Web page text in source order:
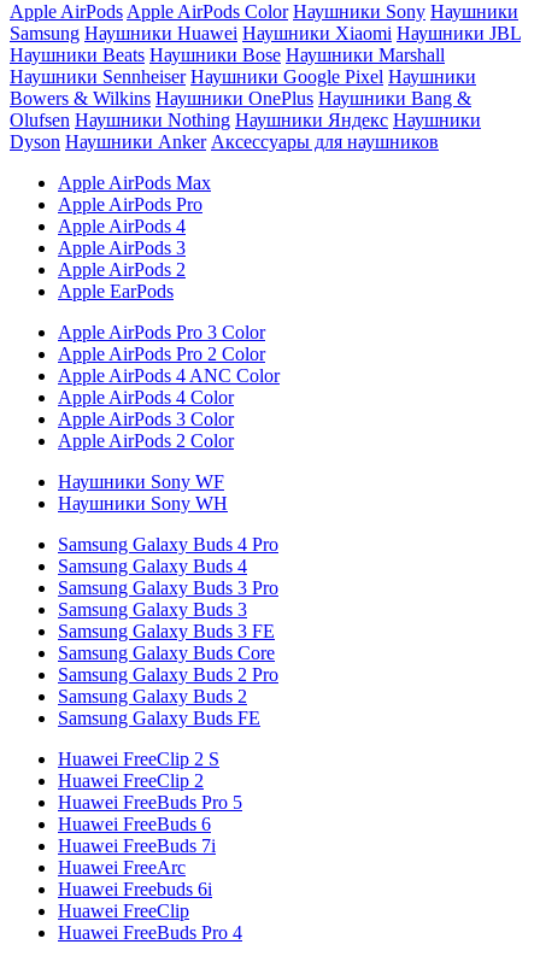
Apple AirPods Apple AirPods Color Наушники Sony Наушники
Samsung Наушники Huawei Наушники Xiaomi Наушники JBL
Наушники Beats Наушники Bose Наушники Marshall
Наушники Sennheiser Наушники Google Pixel Наушники
Bowers & Wilkins Наушники OnePlus Наушники Bang &
Olufsen Наушники Nothing Наушники Яндекс Наушники
Dyson Наушники Anker Аксессуары для наушников
Apple AirPods Max
Apple AirPods Pro
Apple AirPods 4
Apple AirPods 3
Apple AirPods 2
Apple EarPods
Apple AirPods Pro 3 Color
Apple AirPods Pro 2 Color
Apple AirPods 4 ANC Color
Apple AirPods 4 Color
Apple AirPods 3 Color
Apple AirPods 2 Color
Наушники Sony WF
Наушники Sony WH
Samsung Galaxy Buds 4 Pro
Samsung Galaxy Buds 4
Samsung Galaxy Buds 3 Pro
Samsung Galaxy Buds 3
Samsung Galaxy Buds 3 FE
Samsung Galaxy Buds Core
Samsung Galaxy Buds 2 Pro
Samsung Galaxy Buds 2
Samsung Galaxy Buds FE
Huawei FreeClip 2 S
Huawei FreeClip 2
Huawei FreeBuds Pro 5
Huawei FreeBuds 6
Huawei FreeBuds 7i
Huawei FreeArc
Huawei Freebuds 6i
Huawei FreeClip
Huawei FreeBuds Pro 4